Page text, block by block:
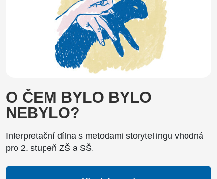
O ČEM BYLO BYLO
NEBYLO?
Interpretační dílna s metodami storytellingu vhodná
pro 2. stupeň ZŠ a SŠ.